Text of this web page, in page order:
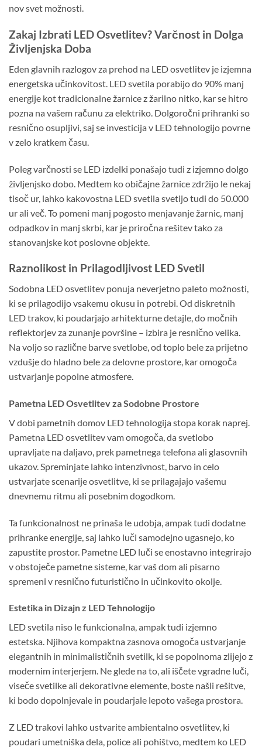
nov svet možnosti.
Zakaj Izbrati LED Osvetlitev? Varčnost in Dolga
Življenjska Doba
Eden glavnih razlogov za prehod na LED osvetlitev je izjemna
energetska učinkovitost. LED svetila porabijo do 90% manj
energije kot tradicionalne žarnice z žarilno nitko, kar se hitro
pozna na vašem računu za elektriko. Dolgoročni prihranki so
resnično osupljivi, saj se investicija v LED tehnologijo povrne
v zelo kratkem času.
Poleg varčnosti se LED izdelki ponašajo tudi z izjemno dolgo
življenjsko dobo. Medtem ko običajne žarnice zdržijo le nekaj
tisoč ur, lahko kakovostna LED svetila svetijo tudi do 50.000
ur ali več. To pomeni manj pogosto menjavanje žarnic, manj
odpadkov in manj skrbi, kar je priročna rešitev tako za
stanovanjske kot poslovne objekte.
Raznolikost in Prilagodljivost LED Svetil
Sodobna LED osvetlitev ponuja neverjetno paleto možnosti,
ki se prilagodijo vsakemu okusu in potrebi. Od diskretnih
LED trakov, ki poudarjajo arhitekturne detajle, do močnih
reflektorjev za zunanje površine – izbira je resnično velika.
Na voljo so različne barve svetlobe, od toplo bele za prijetno
vzdušje do hladno bele za delovne prostore, kar omogoča
ustvarjanje popolne atmosfere.
Pametna LED Osvetlitev za Sodobne Prostore
V dobi pametnih domov LED tehnologija stopa korak naprej.
Pametna LED osvetlitev vam omogoča, da svetlobo
upravljate na daljavo, prek pametnega telefona ali glasovnih
ukazov. Spreminjate lahko intenzivnost, barvo in celo
ustvarjate scenarije osvetlitve, ki se prilagajajo vašemu
dnevnemu ritmu ali posebnim dogodkom.
Ta funkcionalnost ne prinaša le udobja, ampak tudi dodatne
prihranke energije, saj lahko luči samodejno ugasnejo, ko
zapustite prostor. Pametne LED luči se enostavno integrirajo
v obstoječe pametne sisteme, kar vaš dom ali pisarno
spremeni v resnično futuristično in učinkovito okolje.
Estetika in Dizajn z LED Tehnologijo
LED svetila niso le funkcionalna, ampak tudi izjemno
estetska. Njihova kompaktna zasnova omogoča ustvarjanje
elegantnih in minimalističnih svetilk, ki se popolnoma zlijejo z
modernim interjerjem. Ne glede na to, ali iščete vgradne luči,
viseče svetilke ali dekorativne elemente, boste našli rešitve,
ki bodo dopolnjevale in poudarjale lepoto vašega prostora.
Z LED trakovi lahko ustvarite ambientalno osvetlitev, ki
poudari umetniška dela, police ali pohištvo, medtem ko LED